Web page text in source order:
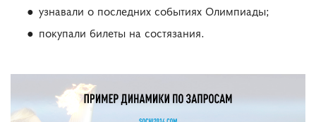
узнавали о последних событиях Олимпиады;
покупали билеты на состязания.